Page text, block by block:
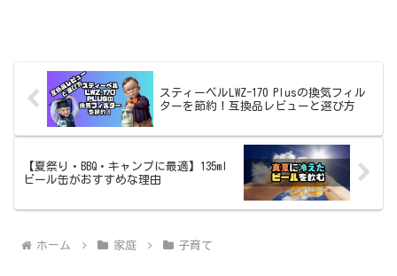
スティーベルLWZ-170 Plusの換気フィル
ターを節約！互換品レビューと選び方
【夏祭り・BBQ・キャンプに最適】135ml
ビール缶がおすすめな理由
ホーム 家庭 子育て